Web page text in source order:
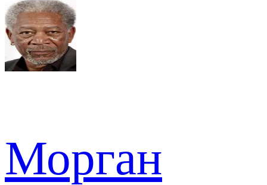
Морган